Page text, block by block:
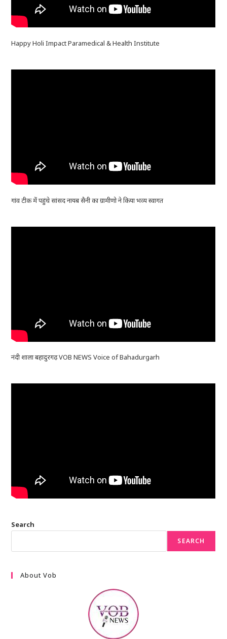
Happy Holi Impact Paramedical & Health Institute
गांव टीक में पहुंचे सांसद नायब सैनी का ग्रामीणो ने किया भव्य स्वागत
नंदी शाला बहादुरगढ़ VOB NEWS Voice of Bahadurgarh
Search
SEARCH
About Vob